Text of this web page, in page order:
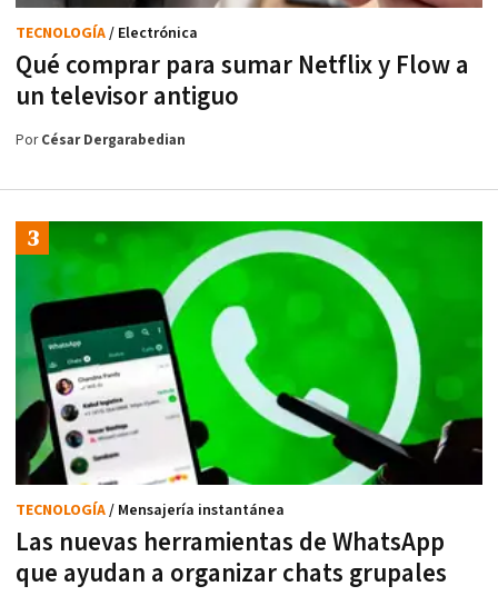
Qué comprar para sumar Netflix y Flow a
un televisor antiguo
TECNOLOGÍA/ Electrónica
PorCésar Dergarabedian
Las nuevas herramientas de WhatsApp
que ayudan a organizar chats grupales
TECNOLOGÍA/ Mensajería instantánea